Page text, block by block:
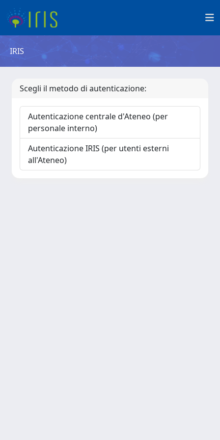
IRIS
Scegli il metodo di autenticazione:
Autenticazione centrale d'Ateneo (per
personale interno)
Autenticazione IRIS (per utenti esterni
all'Ateneo)